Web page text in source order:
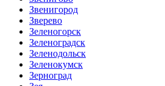
Звенигород
Зверево
Зеленогорск
Зеленоградск
Зеленодольск
Зеленокумск
Зерноград